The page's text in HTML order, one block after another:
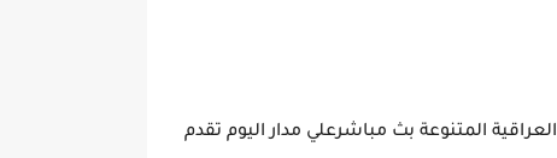
العراقية المتنوعة بث مباشرعلي مدار اليوم تقدم